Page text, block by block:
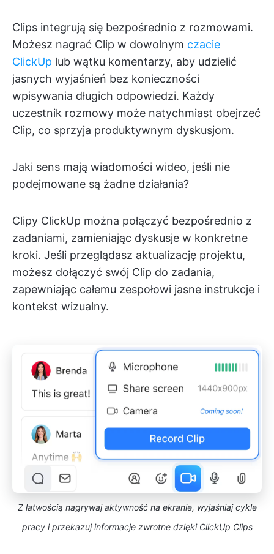
Clips integrują się bezpośrednio z rozmowami.
Możesz nagrać Clip w dowolnym czacie
ClickUp lub wątku komentarzy, aby udzielić
jasnych wyjaśnień bez konieczności
wpisywania długich odpowiedzi. Każdy
uczestnik rozmowy może natychmiast obejrzeć
Clip, co sprzyja produktywnym dyskusjom.
Jaki sens mają wiadomości wideo, jeśli nie
podejmowane są żadne działania?
Clipy ClickUp można połączyć bezpośrednio z
zadaniami, zamieniając dyskusje w konkretne
kroki. Jeśli przeglądasz aktualizację projektu,
możesz dołączyć swój Clip do zadania,
zapewniając całemu zespołowi jasne instrukcje i
kontekst wizualny.
Z łatwością nagrywaj aktywność na ekranie, wyjaśniaj cykle
pracy i przekazuj informacje zwrotne dzięki ClickUp Clips